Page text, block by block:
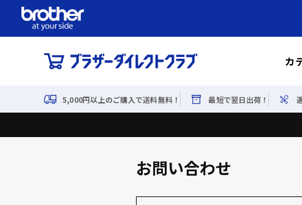
カ
5,000円以上のご購入で送料無料！ 最短で翌日出荷！
お問い合わせ